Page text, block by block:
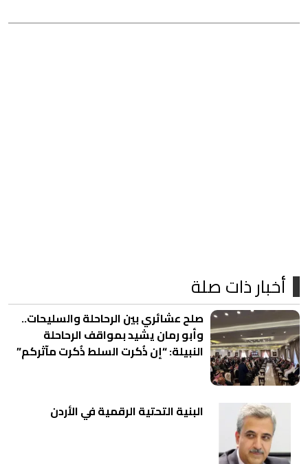
أخبار ذات صلة
صلح عشائري بين الرحاحلة والسليحات..
وأبو رمان يشيد بمواقف الرحاحلة
النبيلة: “إن ذُكرت السلط ذُكرت مآثركم”
البنية التحتية الرقمية في الأردن